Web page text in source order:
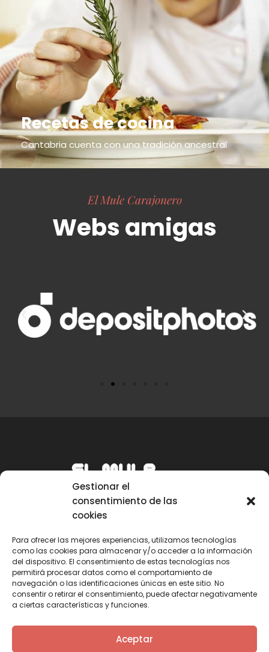
Gestionar el
consentimiento de las
cookies
Para ofrecer las mejores experiencias, utilizamos tecnologías
como las cookies para almacenar y/o acceder a la información
del dispositivo. El consentimiento de estas tecnologías nos
permitirá procesar datos como el comportamiento de
navegación o las identificaciones únicas en este sitio. No
consentir o retirar el consentimiento, puede afectar negativamente
a ciertas características y funciones.
Aceptar
Recetas de cocina
Cantabria cuenta con una tradición ancestral
El Mule Carajonero
Webs amigas
Email
mule@mulecarajonero.com
Síguenos en redes sociales
T Y